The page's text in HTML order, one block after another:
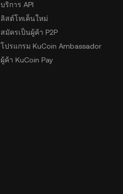
บริการ API
ลิสต์โทเค็นใหม่
สมัครเป็นผู้ค้า P2P
โปรแกรม KuCoin Ambassador
ผู้ค้า KuCoin Pay